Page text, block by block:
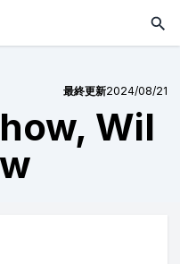
最終更新2024/08/21
Wil